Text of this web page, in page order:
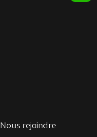
Nous rejoindre